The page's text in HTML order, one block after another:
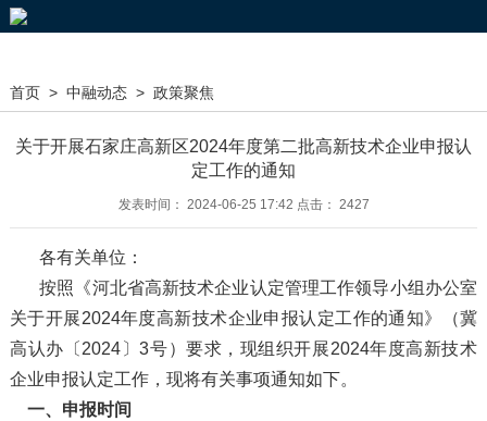
首页 > 中融动态> 政策聚焦
关于开展石家庄高新区2024年度第二批高新技术企业申报认
定工作的通知
发表时间： 2024-06-25 17:42 点击： 2427
各有关单位：
按照《河北省高新技术企业认定管理工作领导小组办公室
关于开展2024年度高新技术企业申报认定工作的通知》（冀
高认办〔2024〕3号）要求，现组织开展2024年度高新技术
企业申报认定工作，现将有关事项通知如下。
一、申报时间